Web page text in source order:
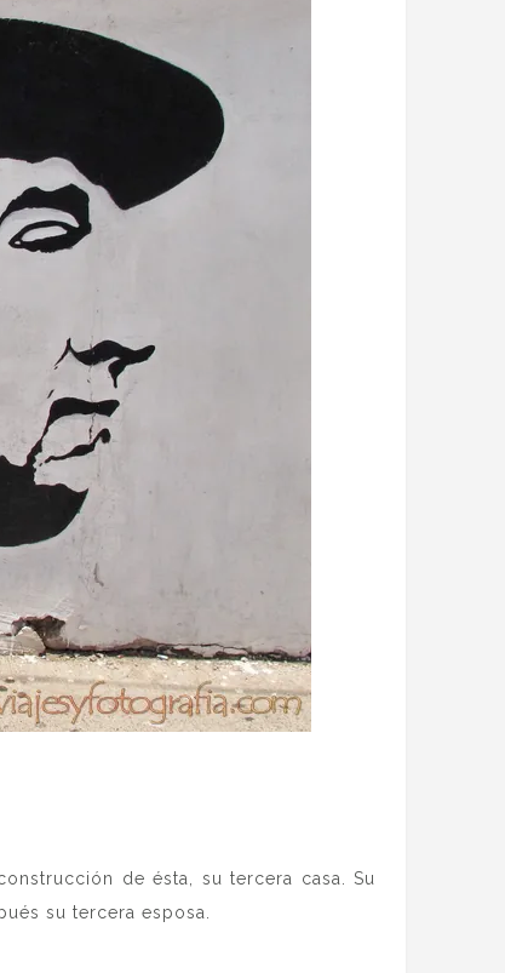
de ésta, su tercera casa. Su
su tercera esposa.